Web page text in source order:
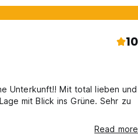
10
Unterkunft!! Mit total lieben und
mit Blick ins Grüne. Sehr zu
Read more